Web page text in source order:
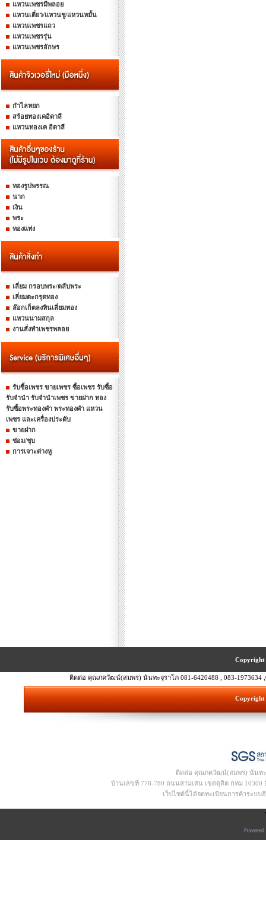
แหวนเพชรมีพลอย
แหวนเดี่ยว/แหวนชู/แหวนหมั้น
แหวนเพชรแถว
แหวนเพชรรุ่น
แหวนเพชรอักษร
กำไลหยก
สร้อยทองเคอิตาลี
แหวนทองเค อิตาลี
ทองรูปพรรณ
นาก
เงิน
พระ
ทองแท่ง
เลี่ยม กรอบพระ/ตลับพระ
เลี่ยมตะกรุดทอง
ล๊อกเก็ตลงหินเลี่ยมทอง
แหวนนามสกุล
งานสั่งทำเพชรพลอย
รับซื้อเพชร ขายเพชร ซื้อเพชร รับซื้อ
รับจำนำ รับจำนำเพชร ขายฝาก ทอง
รับซื้อพระทองคำ พระทองคำ แหวน
เพชร และเครื่องประดับ
ขายฝาก
ซ่อม/ชุบ
การเจาะต่างหู
Copyright
ติดต่อ คุณภควัฒน์(สมพร) นันทะจุราโภ 081-6420488 , 083-1973634
Copyright
ติดต่อ คุณภควัฒน์(สมพร) นันทะจุ
บ้านเลขที่ 778-780 ถนนสามเสน เขตดุสิต กทม 10300 อี
เว็ปไซด์นี้ได้จดทะเบียนการค้าระบบ